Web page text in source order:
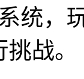
统，
战。